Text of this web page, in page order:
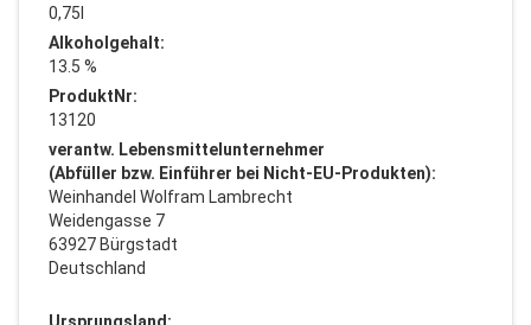
0,75l
Alkoholgehalt:
13.5 %
ProduktNr:
13120
verantw. Lebensmittelunternehmer
(Abfüller bzw. Einführer bei Nicht-EU-Produkten):
Weinhandel Wolfram Lambrecht
Weidengasse 7
63927 Bürgstadt
Deutschland